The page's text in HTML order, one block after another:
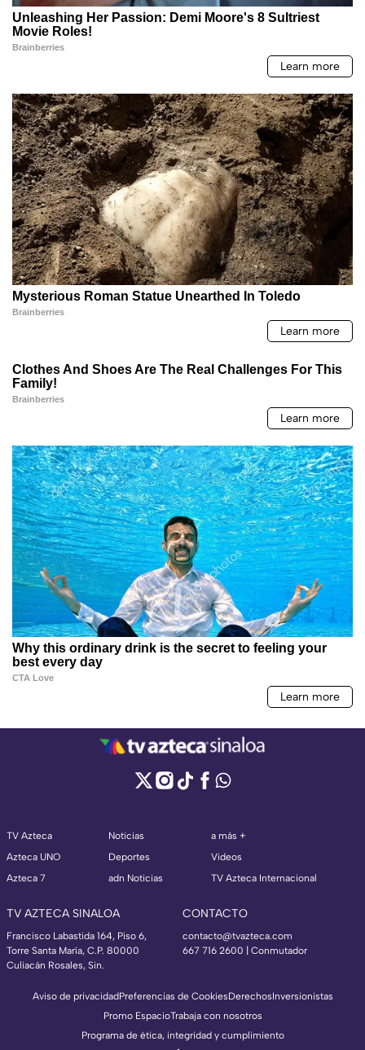
TV Azteca
Azteca UNO
Azteca 7
Noticias
Deportes
adn Noticias
a más +
Videos
TV Azteca Internacional
TV AZTECA SINALOA
Francisco Labastida 164, Piso 6,
Torre Santa María, C.P. 80000
Culiacán Rosales, Sin.
CONTACTO
contacto@tvazteca.com
667 716 2600 | Conmutador
Aviso de privacidadPreferencias de CookiesDerechosInversionistas
Promo EspacioTrabaja con nosotros
Programa de ética, integridad y cumplimiento